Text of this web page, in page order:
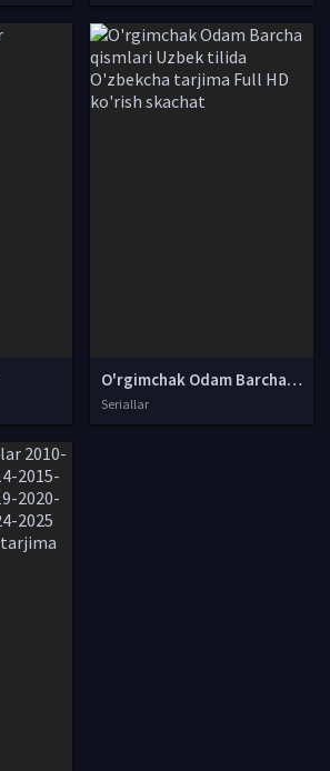
O'rgimchak Odam Barcha qismlari Uzbek tilida O'zbekcha tarjima Full HD ko'rish skachat
Seriallar